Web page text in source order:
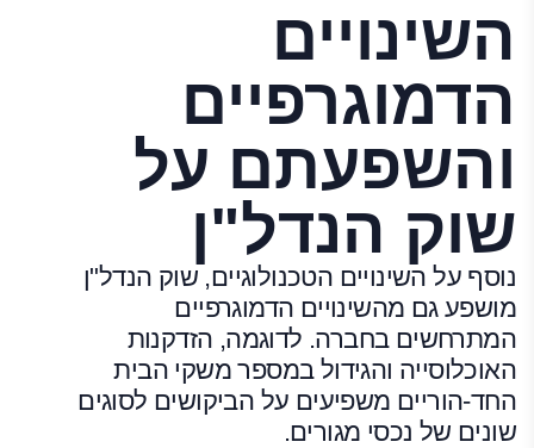
השינויים
הדמוגרפיים
והשפעתם על
שוק הנדל"ן
נוסף על השינויים הטכנולוגיים, שוק הנדל"ן
מושפע גם מהשינויים הדמוגרפיים
המתרחשים בחברה. לדוגמה, הזדקנות
האוכלוסייה והגידול במספר משקי הבית
החד-הוריים משפיעים על הביקושים לסוגים
שונים של נכסי מגורים.